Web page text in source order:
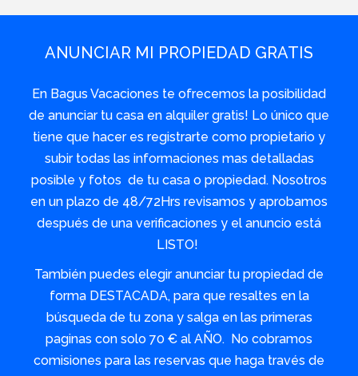
ANUNCIAR MI PROPIEDAD GRATIS
En Bagus Vacaciones te ofrecemos la posibilidad
de anunciar tu casa en alquiler gratis! Lo único que
tiene que hacer es registrarte como propietario y
subir todas las informaciones mas detalladas
posible y fotos de tu casa o propiedad. Nosotros
en un plazo de 48/72Hrs revisamos y aprobamos
después de una verificaciones y el anuncio está
LISTO!
También puedes elegir anunciar tu propiedad de
forma DESTACADA, para que resaltes en la
búsqueda de tu zona y salga en las primeras
paginas con solo 70 € al AÑO. No cobramos
comisiones para las reservas que haga través de